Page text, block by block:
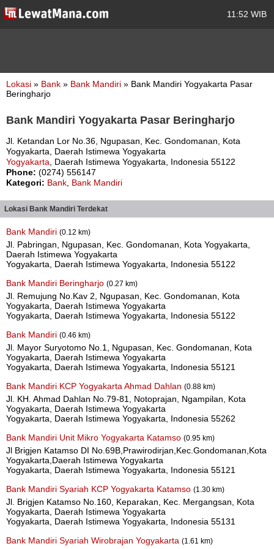
11:52 WIB
Lokasi » Bank » Bank Mandiri » Bank Mandiri Yogyakarta Pasar
Beringharjo
Bank Mandiri Yogyakarta Pasar Beringharjo
Jl. Ketandan Lor No.36, Ngupasan, Kec. Gondomanan, Kota
Yogyakarta, Daerah Istimewa Yogyakarta
Yogyakarta , Daerah Istimewa Yogyakarta, Indonesia 55122
Phone: (0274) 556147
Kategori: Bank Bank Mandiri
Lokasi Bank Mandiri Terdekat
Bank Mandiri (0.12 km)
Jl. Pabringan, Ngupasan, Kec. Gondomanan, Kota Yogyakarta,
Daerah Istimewa Yogyakarta
Yogyakarta, Daerah Istimewa Yogyakarta, Indonesia 55122
Bank Mandiri Beringharjo (0.27 km)
Jl. Remujung No.Kav 2, Ngupasan, Kec. Gondomanan, Kota
Yogyakarta, Daerah Istimewa Yogyakarta
Yogyakarta, Daerah Istimewa Yogyakarta, Indonesia 55122
Bank Mandiri (0.46 km)
Jl. Mayor Suryotomo No.1, Ngupasan, Kec. Gondomanan, Kota
Yogyakarta, Daerah Istimewa Yogyakarta
Yogyakarta, Daerah Istimewa Yogyakarta, Indonesia 55121
Bank Mandiri KCP Yogyakarta Ahmad Dahlan (0.88 km)
Jl. KH. Ahmad Dahlan No.79-81, Notoprajan, Ngampilan, Kota
Yogyakarta, Daerah Istimewa Yogyakarta
Yogyakarta, Daerah Istimewa Yogyakarta, Indonesia 55262
Bank Mandiri Unit Mikro Yogyakarta Katamso (0.95 km)
Jl Brigjen Katamso DI No.69B,Prawirodirjan,Kec.Gondomanan,Kota
Yogyakarta,Daerah Istimewa Yogyakarta
Yogyakarta, Daerah Istimewa Yogyakarta, Indonesia 55121
Bank Mandiri Syariah KCP Yogyakarta Katamso (1.30 km)
Jl. Brigjen Katamso No.160, Keparakan, Kec. Mergangsan, Kota
Yogyakarta, Daerah Istimewa Yogyakarta
Yogyakarta, Daerah Istimewa Yogyakarta, Indonesia 55131
Bank Mandiri Syariah Wirobrajan Yogyakarta (1.61 km)